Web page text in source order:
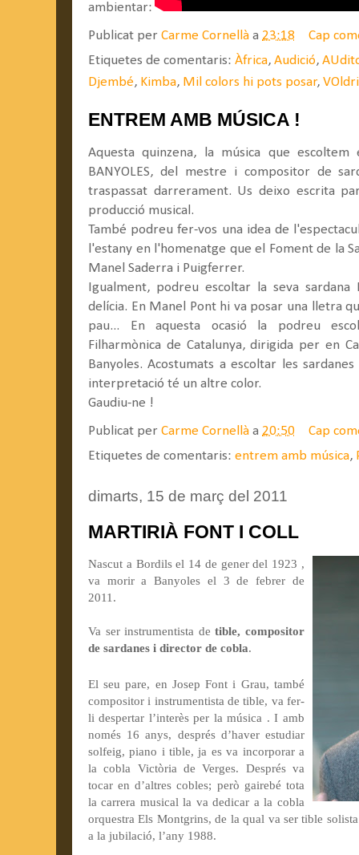
ambientar:
Publicat per Carme Cornellà a 23:18
Cap
Etiquetes de comentaris: Àfrica, Audició,
Djembé, Kimba, Mil colors hi pots posar,
ENTREM AMB MÚSICA !
Aquesta quinzena, la música que
BANYOLES, del mestre i compositor de
traspassat darrerament. Us deixo escrita
producció musical.
També podreu fer-vos una idea de
l'estany en l'homenatge que el Foment de la
Manel Saderra i Puigferrer.
Igualment, podreu escoltar la seva sardana
delícia. En Manel Pont hi va posar una lletra
pau... En aquesta ocasió la podreu
Filharmònica de Catalunya, dirigida per en
Banyoles. Acostumats a escoltar les
interpretació té un altre color.
Gaudiu-ne !
Publicat per Carme Cornellà a 20:50
Cap
Etiquetes de comentaris: entrem amb música,
dimarts, 15 de març del 2011
MARTIRIÀ FONT I COLL
Nascut a Bordils el 14 de gener del 1923 ,
va morir a Banyoles el 3 de febrer de
2011.
Va ser instrumentista detible, compositor
de sardanes i director de cobla.
El seu pare, en Josep Font i Grau, també
compositor i instrumentista de tible, va fer-
li despertar l’interès per la música . I amb
només 16 anys, després d’haver estudiar
solfeig, piano i tible, ja es va incorporar a
la cobla Victòria de Verges. Després va
tocar en d’altres cobles; però gairebé tota
la carrera musical la va dedicar a la cobla
orquestra Els Montgrins, de la qual va ser tible
a la jubilació, l’any 1988.